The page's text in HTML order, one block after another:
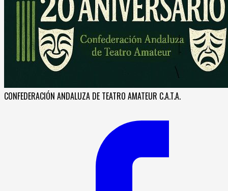
CONFEDERACIÓN ANDALUZA DE TEATRO AMATEUR C.A.T.A.